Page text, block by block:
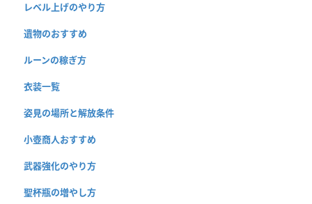
レベル上げのやり方
遺物のおすすめ
ルーンの稼ぎ方
衣装一覧
姿見の場所と解放条件
小壺商人おすすめ
武器強化のやり方
聖杯瓶の増やし方